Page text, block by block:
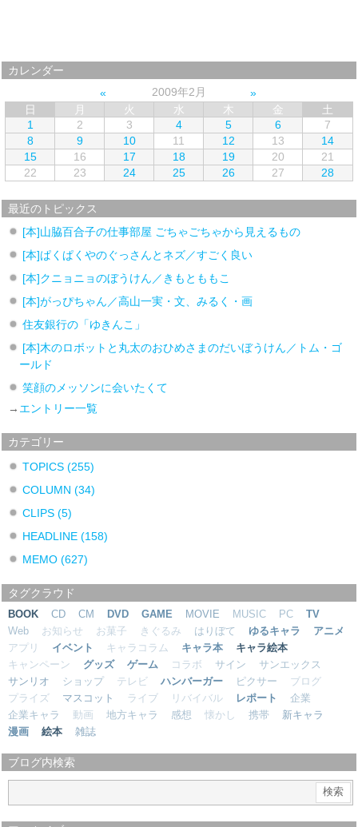
カレンダー
2009年2月
日
月 火 水 木 金
土
1
2 3 4 5 6
7
8
9 10 11 12 13
14
15
16 17 18 19 20
21
22
23 24 25 26 27 28
最近のトピックス
[本]山脇百合子の仕事部屋 ごちゃごちゃから見えるもの
[本]ぱくぱくやのぐっさんとネズ／すごく良い
[本]クニョニョのぼうけん／きもとももこ
[本]がっぴちゃん／高山一実・文、みるく・画
住友銀行の「ゆきんこ」
[本]木のロボットと丸太のおひめさまのだいぼうけん／トム・ゴ
ールド
笑顔のメッソンに会いたくて
→ エントリー一覧
カテゴリー
TOPICS(255)
COLUMN(34)
CLIPS(5)
HEADLINE(158)
MEMO(627)
タグクラウド
BOOK CD CM DVD GAME MOVIE MUSIC PC
TV
Web
お知らせ お菓子 きぐるみ はりぼて ゆるキャラ
アニメ
アプリ
イベント キャラコラム キャラ本
キャラ絵本
キャンペーン
グッズ ゲーム コラボ サイン
サンエックス
サンリオ
ショップ テレビ ハンバーガー ピクサー
ブログ
プライズ
マスコット ライブ リバイバル レポート
企業
企業キャラ
動画 地方キャラ 感想 懐かし 携帯
新キャラ
漫画
絵本 雑誌
ブログ内検索